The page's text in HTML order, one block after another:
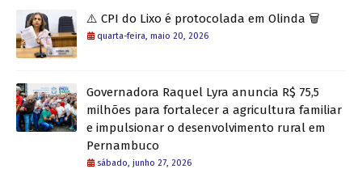
⚠️ CPI do Lixo é protocolada em Olinda 🗑️
quarta-feira, maio 20, 2026
Governadora Raquel Lyra anuncia R$ 75,5
milhões para fortalecer a agricultura familiar
e impulsionar o desenvolvimento rural em
Pernambuco
sábado, junho 27, 2026